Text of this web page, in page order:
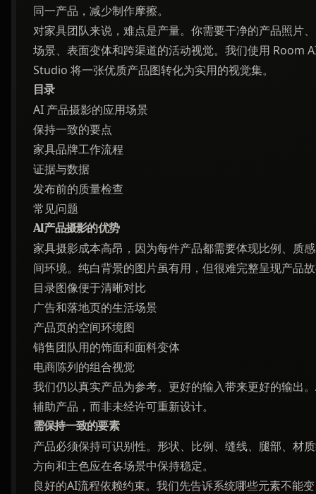
同一产品，减少制作摩擦。
对家具团队来说，难点是产量。你需要干净的产品照片
场景、表面变体和跨渠道的活动视觉。我们使用 Room
Studio 将一张优质产品图转化为实用的视觉集。
目录
AI 产品摄影的应用场景
保持一致的要点
家具品牌工作流程
证据与数据
发布前的质量检查
常见问题
AI产品摄影的优势
家具摄影成本高昂，因为每件产品都需要体现比例、质
间环境。纯白背景的图片虽有用，但很难完整呈现产品
目录图像便于清晰对比
广告和落地页的生活场景
产品页的空间环境图
销售团队用的饰面和面料变体
电商陈列的组合视觉
我们仍以真实产品为参考。更好的输入带来更好的输出
辅助产品，而非未经许可重新设计。
需保持一致的要素
产品必须保持可识别性。形状、比例、缝线、腿部、材
方向和主色应在各场景中保持稳定。
良好的AI流程依赖约束。我们先告诉系统哪些元素不能